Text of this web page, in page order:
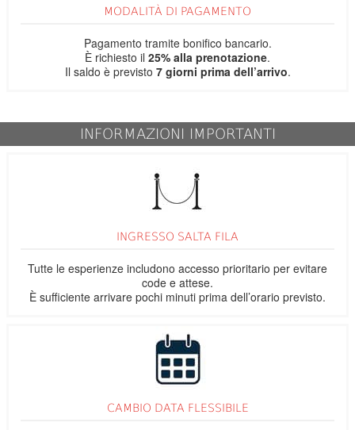
MODALITÀ DI PAGAMENTO
Pagamento tramite bonifico bancario.
È richiesto il 25% alla prenotazione.
Il saldo è previsto 7 giorni prima dell’arrivo.
INFORMAZIONI IMPORTANTI
INGRESSO SALTA FILA
Tutte le esperienze includono accesso prioritario per evitare
code e attese.
È sufficiente arrivare pochi minuti prima dell’orario previsto.
CAMBIO DATA FLESSIBILE